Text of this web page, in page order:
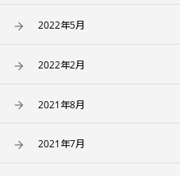
2022年5月
2022年2月
2021年8月
2021年7月